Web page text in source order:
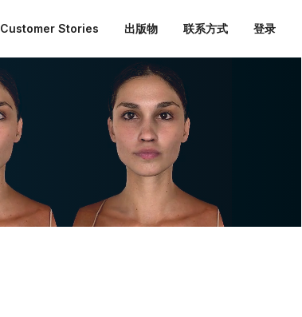
Customer Stories 出版物 联系方式 登录